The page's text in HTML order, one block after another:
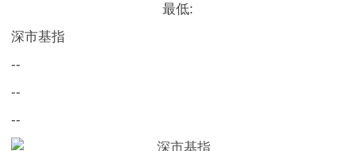
最低:
深市基指
--
--
--